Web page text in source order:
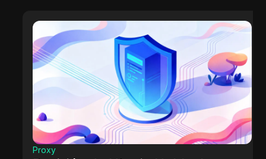
Proxy